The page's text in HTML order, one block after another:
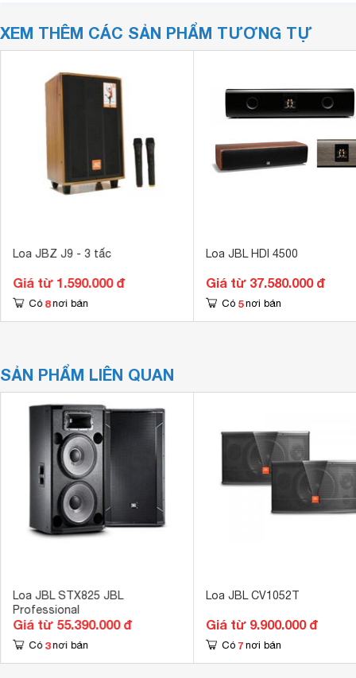
XEM THÊM CÁC SẢN PHẨM TƯƠNG TỰ
Loa JBZ J9 - 3 tấc
Giá từ 1.590.000 đ
Có 8 nơi bán
Loa JBL HDI 4500
Giá từ 37.580.000 đ
Có 5 nơi bán
SẢN PHẨM LIÊN QUAN
Loa JBL STX825 JBL
Professional
Giá từ 55.390.000 đ
Có 3 nơi bán
Loa JBL CV1052T
Giá từ 9.900.000 đ
Có 7 nơi bán